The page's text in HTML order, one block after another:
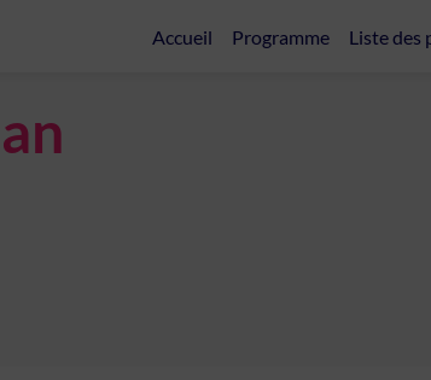
Accueil Programme Liste des